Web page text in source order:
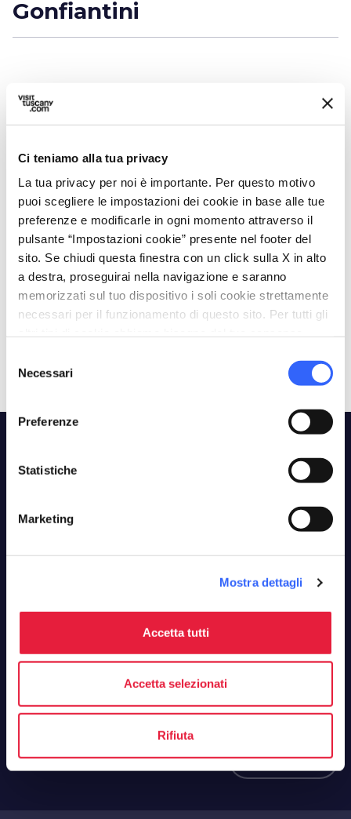
Ci teniamo alla tua privacy
La tua privacy per noi è importante. Per questo motivo
puoi scegliere le impostazioni dei cookie in base alle tue
preferenze e modificarle in ogni momento attraverso il
pulsante “Impostazioni cookie” presente nel footer del
sito. Se chiudi questa finestra con un click sulla X in alto
a destra, proseguirai nella navigazione e saranno
memorizzati sul tuo dispositivo i soli cookie strettamente
necessari per il funzionamento di questo sito. Per tutti gli
delNecessari
Preferenze
Statistiche
Marketing
Mostra dettagli
Accetta tutti
Accetta selezionati
Rifiuta
Gonfiantini
Itinerari
2 GIORNI 12 km
Weekend nella
storia, tra Artimino e
Carmignano
favorite_border
la tua Toscana, la tua newsletter
Zero spam, solo buone idee. Iscriviti, ci vediamo
Nome*
Ho preso visione e accetto l'informativa sulla privacy
autorizzo il trattamento dei miei dati personali ai sensi del
D.Lgs. 196/2003 e del GDPR 679/2016.
Registrati